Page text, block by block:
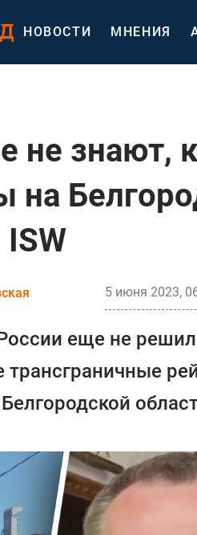
НОВОСТИ МНЕНИЯ
не знают,
на
5 июня 2023,
еще не
трансграничные